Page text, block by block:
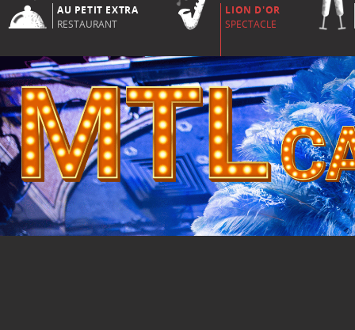
AU PETIT EXTRA
RESTAURANT
LION D'OR
SPECTACLE